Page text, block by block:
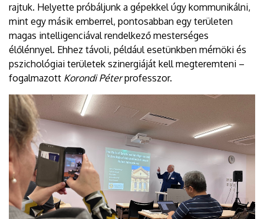
rajtuk. Helyette próbáljunk a gépekkel úgy kommunikálni,
mint egy másik emberrel, pontosabban egy területen
magas intelligenciával rendelkező mesterséges
élőlénnyel. Ehhez távoli, például esetünkben mérnöki és
pszichológiai területek szinergiáját kell megteremteni –
fogalmazott Korondi Péterprofesszor.